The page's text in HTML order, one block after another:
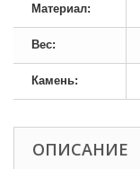
Материал:
Вес:
Камень:
ОПИСАНИЕ